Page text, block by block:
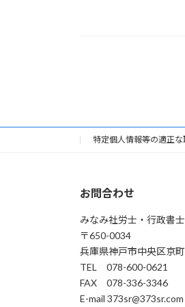
の
ペ
ジ
送
り
特定個人情報等の適正
お問合わせ
みなみ社労士・行政書
〒650-0034
兵庫県神戸市中央区京
TEL 078-600-0621
FAX 078-336-3346
E-mail 373sr@373sr.com